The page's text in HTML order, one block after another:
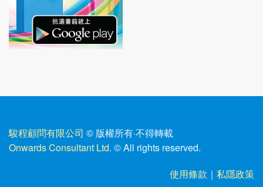
駿程顧問有限公司 © 版權所有·不得轉載
Onwards Consultant Ltd. © All rights reserved.
使用條款 ｜ 私隱政策